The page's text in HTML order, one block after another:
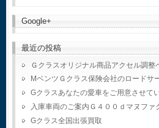
Google+
最近の投稿
Ｇクラスオリジナル商品アクセル調整
MベンツＧクラス保険会社のロードサ
Gクラスあなたの愛車をご用意させて
入庫車両のご案内Ｇ４００ｄマヌファ
Gクラス全国出張買取